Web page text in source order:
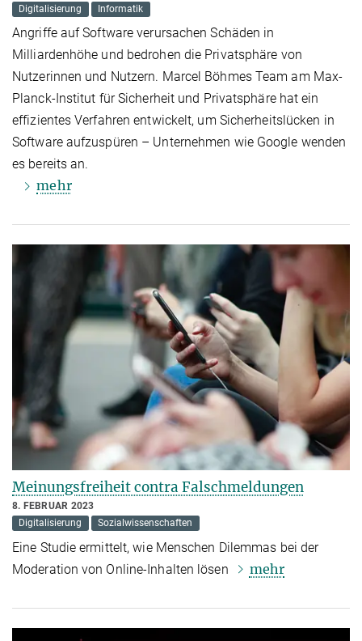
Digitalisierung
Informatik
Angriffe auf Software verursachen Schäden in
Milliardenhöhe und bedrohen die Privatsphäre von
Nutzerinnen und Nutzern. Marcel Böhmes Team am Max-
Planck-Institut für Sicherheit und Privatsphäre hat ein
effizientes Verfahren entwickelt, um Sicherheitslücken in
Software aufzuspüren – Unternehmen wie Google wenden
es bereits an.
mehr
Meinungsfreiheit contra Falschmeldungen
8. FEBRUAR 2023
Digitalisierung
Sozialwissenschaften
Eine Studie ermittelt, wie Menschen Dilemmas bei der
Moderation von Online-Inhalten lösen
mehr